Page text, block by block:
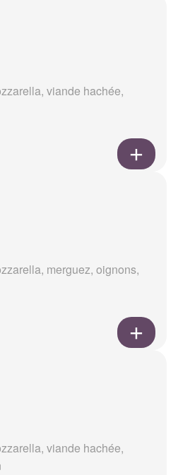
viande hachée,
merguez, oignons,
viande hachée,